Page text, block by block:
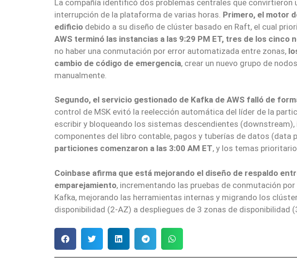
La compañía identificó dos problemas centrales que convirtieron
interrupción de la plataforma de varias horas. Primero, el motor
edificio debido a su diseño de clúster basado en Raft, el cual
AWS terminó las instancias a las 9:29 PM ET, tres de los cinco
no haber una conmutación por error automatizada entre zonas,
cambio de código de emergencia, crear un nuevo grupo de
manualmente.
Segundo, el servicio gestionado de Kafka de AWS falló de
control de MSK evitó la reelección automática del líder de la
escribir y bloqueando los sistemas descendientes
componentes del libro contable, pagos y tuberías de datos (data
particiones comenzaron a las 3:00 AM ET, y los temas
Coinbase afirma que está mejorando el diseño de respaldo
emparejamiento, incrementando las pruebas de conmutación
Kafka, mejorando las herramientas internas y migrando los
disponibilidad (2-AZ) a despliegues de 3 zonas de disponibilidad